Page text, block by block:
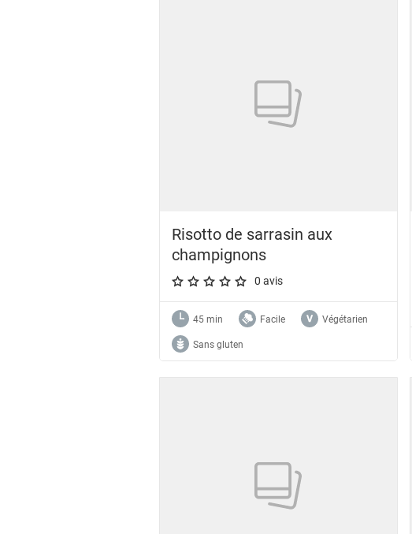
Risotto de sarrasin aux
champignons
A star rating of 0 out of 5.
0 avis
45 min Facile
Végétarien
Sans gluten